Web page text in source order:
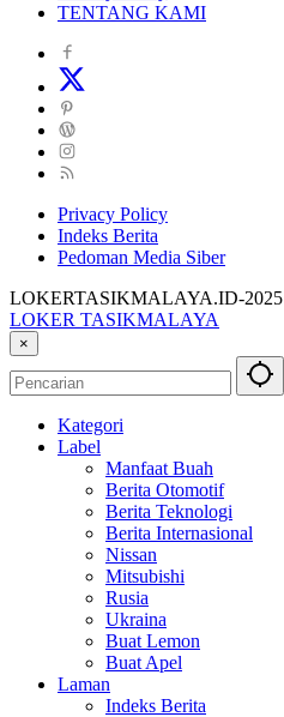
TENTANG KAMI
Privacy Policy
Indeks Berita
Pedoman Media Siber
LOKERTASIKMALAYA.ID-2025
LOKER TASIKMALAYA
Info
Lowongan
Kerja
Sekitarna
×
Kategori
Label
Manfaat Buah
Berita Otomotif
Berita Teknologi
Berita Internasional
Nissan
Mitsubishi
Rusia
Ukraina
Buat Lemon
Buat Apel
Laman
Indeks Berita